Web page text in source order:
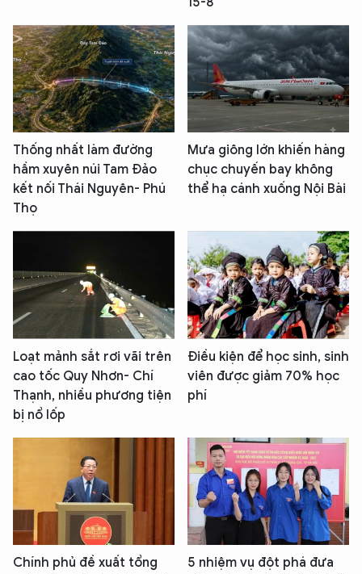
Thống nhất làm đường
hầm xuyên núi Tam Đảo
kết nối Thái Nguyên- Phú
Thọ
Mưa giông lớn khiến hàng
chục chuyến bay không
thể hạ cánh xuống Nội Bài
Loạt mảnh sắt rơi vãi trên
cao tốc Quy Nhơn- Chí
Thạnh, nhiều phương tiện
bị nổ lốp
Điều kiện để học sinh, sinh
viên được giảm 70% học
phí
Chính phủ đề xuất tổng
5 nhiệm vụ đột phá đưa